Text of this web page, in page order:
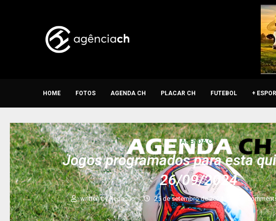
HOME FOTOS AGENDA CH PLACAR CH FUTEBOL +
AGENDA CH
Jogos programados para esta
26/09/2024
written byRedação 25 de setembro de 2024 0